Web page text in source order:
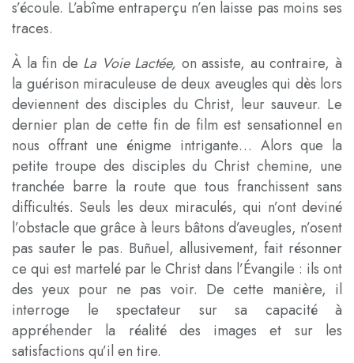
s’écoule. L’abîme entraperçu n’en laisse pas moins ses
traces.
À la fin de La Voie Lactée, on assiste, au contraire, à
la guérison miraculeuse de deux aveugles qui dès lors
deviennent des disciples du Christ, leur sauveur. Le
dernier plan de cette fin de film est sensationnel en
nous offrant une énigme intrigante… Alors que la
petite troupe des disciples du Christ chemine, une
tranchée barre la route que tous franchissent sans
difficultés. Seuls les deux miraculés, qui n’ont deviné
l’obstacle que grâce à leurs bâtons d’aveugles, n’osent
pas sauter le pas. Buñuel, allusivement, fait résonner
ce qui est martelé par le Christ dans l’Évangile : ils ont
des yeux pour ne pas voir. De cette manière, il
interroge le spectateur sur sa capacité à
appréhender la réalité des images et sur les
satisfactions qu’il en tire.